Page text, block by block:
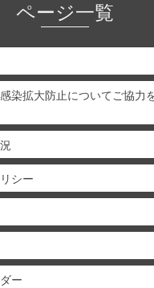
ページ一覧
染拡大防止についてご協力
シー
ー